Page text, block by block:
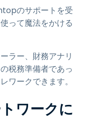
のサポートを受
って魔法をかける
ラー、財務アナリ
税務準備者であっ
ワークできます。
ワークに